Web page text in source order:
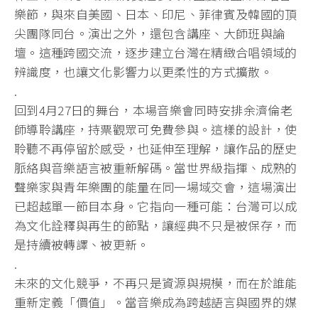
樂節， 與來自美國、日本、印尼、菲律賓及韓國的頂
尖團隊同台。 演出之外，還包含講座、大師班與論
壇。這種跨國交流， 逐步建立台灣在精緻合唱領域的
辨識度， 也讓文化影響力以更柔性的方式擴散。
.
回到4月27日的舞台，本場音樂會同時安排余濟倫老
師導聆講座，持票觀眾可免費參與。這樣的設計，使
聆聽不再停留於感受， 也延伸至理解，讓作品的歷史
脈絡與音樂語言被重新解碼。 當世界級指揮、成熟的
聲樂家與青年樂團的能量在同一場域交會， 這場演出
已超越單一節目本身。它指向一種可能： 台灣可以成
為文化詮釋與再生的節點，讓經典不只是被保存， 而
是持續被轉譯、被更新。
.
未來的文化競爭，不再只是資源與規模，而在於誰能
重新定義「價值」。當音樂成為跨越語言與國界的媒